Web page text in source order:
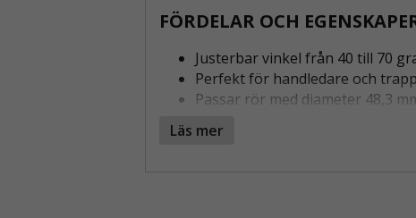
FÖRDELAR OCH
Justerbar vinkel från 40 till 70
Perfekt för handledare och
Passar rör med diameter 48,3
Enkel montering utan svetsning
Läs mer